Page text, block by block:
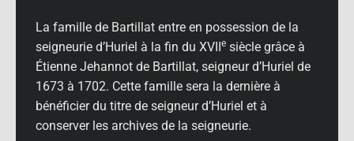
La famille de Bartillat entre en possession de la
seigneurie d’Huriel à la fin du XVIIe siècle grâce à
Étienne Jehannot de Bartillat, seigneur d’Huriel de
1673 à 1702. Cette famille sera la dernière à
bénéficier du titre de seigneur d’Huriel et à
conserver les archives de la seigneurie.